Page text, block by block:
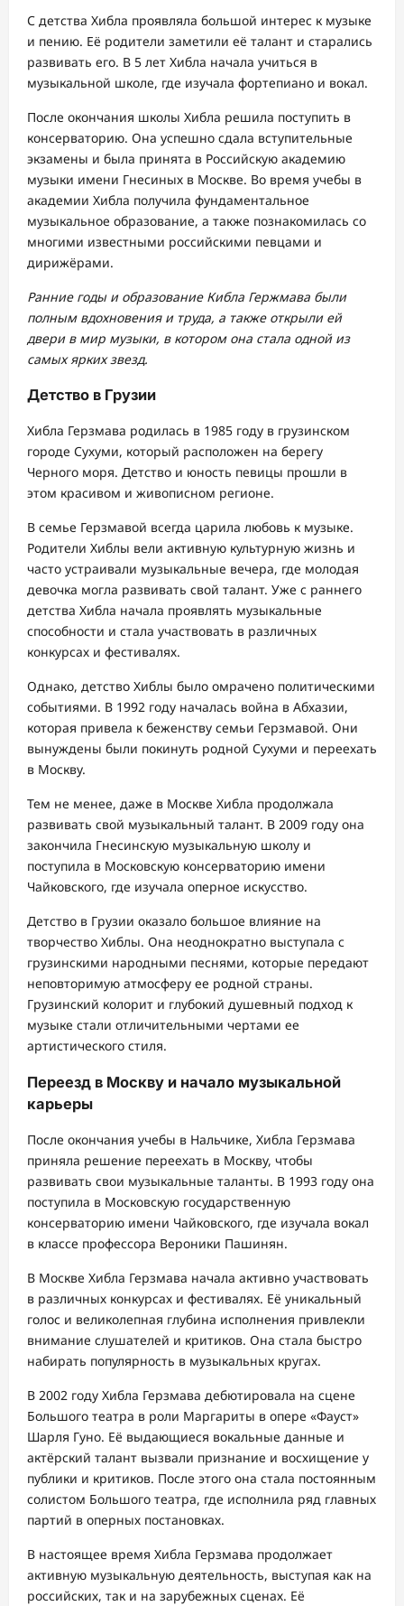
С детства Хибла проявляла большой интерес к музыке
и пению. Её родители заметили её талант и старались
развивать его. В 5 лет Хибла начала учиться в
музыкальной школе, где изучала фортепиано и вокал.
После окончания школы Хибла решила поступить в
консерваторию. Она успешно сдала вступительные
экзамены и была принята в Российскую академию
музыки имени Гнесиных в Москве. Во время учебы в
академии Хибла получила фундаментальное
музыкальное образование, а также познакомилась со
многими известными российскими певцами и
дирижёрами.
Ранние годы и образование Кибла Гержмава были
полным вдохновения и труда, а также открыли ей
двери в мир музыки, в котором она стала одной из
самых ярких звезд.
Детство в Грузии
Хибла Герзмава родилась в 1985 году в грузинском
городе Сухуми, который расположен на берегу
Черного моря. Детство и юность певицы прошли в
этом красивом и живописном регионе.
В семье Герзмавой всегда царила любовь к музыке.
Родители Хиблы вели активную культурную жизнь и
часто устраивали музыкальные вечера, где молодая
девочка могла развивать свой талант. Уже с раннего
детства Хибла начала проявлять музыкальные
способности и стала участвовать в различных
конкурсах и фестивалях.
Однако, детство Хиблы было омрачено политическими
событиями. В 1992 году началась война в Абхазии,
которая привела к беженству семьи Герзмавой. Они
вынуждены были покинуть родной Сухуми и переехать
в Москву.
Тем не менее, даже в Москве Хибла продолжала
развивать свой музыкальный талант. В 2009 году она
закончила Гнесинскую музыкальную школу и
поступила в Московскую консерваторию имени
Чайковского, где изучала оперное искусство.
Детство в Грузии оказало большое влияние на
творчество Хиблы. Она неоднократно выступала с
грузинскими народными песнями, которые передают
неповторимую атмосферу ее родной страны.
Грузинский колорит и глубокий душевный подход к
музыке стали отличительными чертами ее
артистического стиля.
Переезд в Москву и начало музыкальной
карьеры
После окончания учебы в Нальчике, Хибла Герзмава
приняла решение переехать в Москву, чтобы
развивать свои музыкальные таланты. В 1993 году она
поступила в Московскую государственную
консерваторию имени Чайковского, где изучала вокал
в классе профессора Вероники Пашинян.
В Москве Хибла Герзмава начала активно участвовать
в различных конкурсах и фестивалях. Её уникальный
голос и великолепная глубина исполнения привлекли
внимание слушателей и критиков. Она стала быстро
набирать популярность в музыкальных кругах.
В 2002 году Хибла Герзмава дебютировала на сцене
Большого театра в роли Маргариты в опере «Фауст»
Шарля Гуно. Её выдающиеся вокальные данные и
актёрский талант вызвали признание и восхищение у
публики и критиков. После этого она стала постоянным
солистом Большого театра, где исполнила ряд главных
партий в оперных постановках.
В настоящее время Хибла Герзмава продолжает
активную музыкальную деятельность, выступая как на
российских, так и на зарубежных сценах. Её